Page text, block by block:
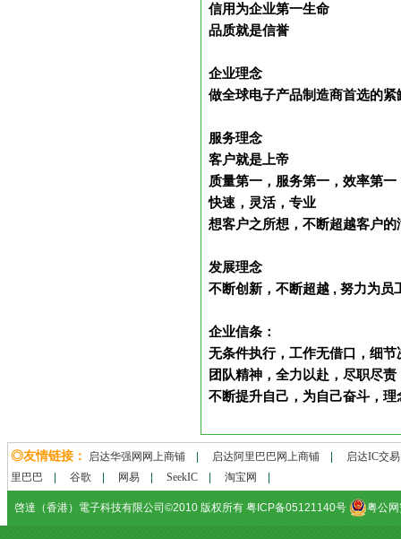
信用为企业第一生命
品质就是信誉
企业理念
做全球电子产品制造商首选的
服务理念
客户就是上帝
质量第一，服务第一，效率第一
快速，灵活，专业
想客户之所想，不断超越客户的
发展理念
不断创新，不断超越 , 努力为员
企业信条：
无条件执行，工作无借口，细
团队精神，全力以赴，尽职尽
不断提升自己，为自己奋斗，
◎友情链接： 启达华强网网上商铺 启达阿里巴巴网上商铺
启达IC交
里巴巴
谷歌 网易 SeekIC 淘宝网
啓達（香港）電子科技有限公司©2010 版权所有 粤ICP备05121140号 粤公网